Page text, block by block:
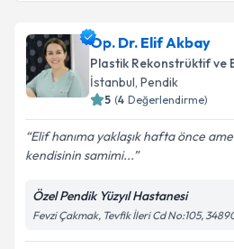
Op. Dr. Elif Akbay
Plastik Rekonstrüktif ve
İstanbul, Pendik
5 (4 Değerlendirme)
Elif hanıma yaklaşık hafta önce
kendisinin samimi...
Özel Pendik Yüzyıl Hastanesi
Fevzi Çakmak, Tevfik İleri Cd No:105,